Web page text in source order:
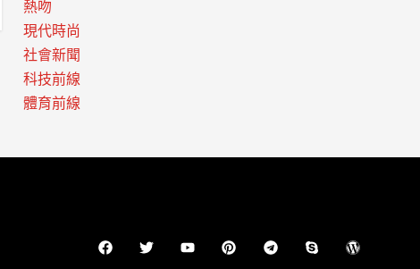
熱吻
現代時尚
社會新聞
科技前線
體育前線